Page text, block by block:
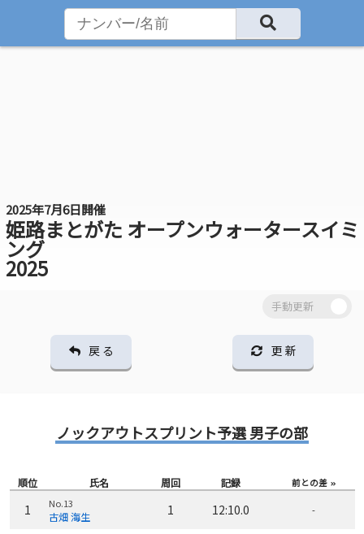
2025年7月6日開催
姫路まとがた オープンウォータースイミ
ング
2025
戻 る 更 新
ノックアウトスプリント予選 男子の部
順位 氏名 周回 記録 前との差
1 No.13
古畑 海生 1 12:10.0 -